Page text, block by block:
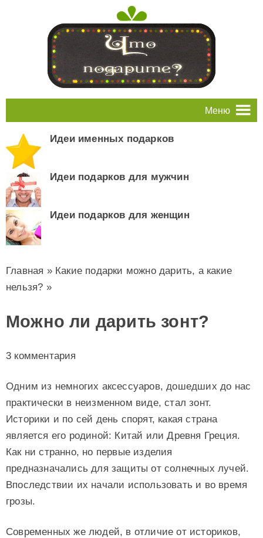
Меню
Идеи именных подарков
Идеи подарков для мужчин
Идеи подарков для женщин
Главная » Какие подарки можно дарить, а какие
нельзя? »
Можно ли дарить зонт?
3 комментария
Одним из немногих аксессуаров, дошедших до нас
практически в неизменном виде, стал зонт.
Историки и по сей день спорят, какая страна
является его родиной: Китай или Древня Греция.
Как ни странно, но первые изделия
предназначались для защиты от солнечных лучей.
Впоследствии их начали использовать и во время
грозы.
Современных же людей, в отличие от историков,